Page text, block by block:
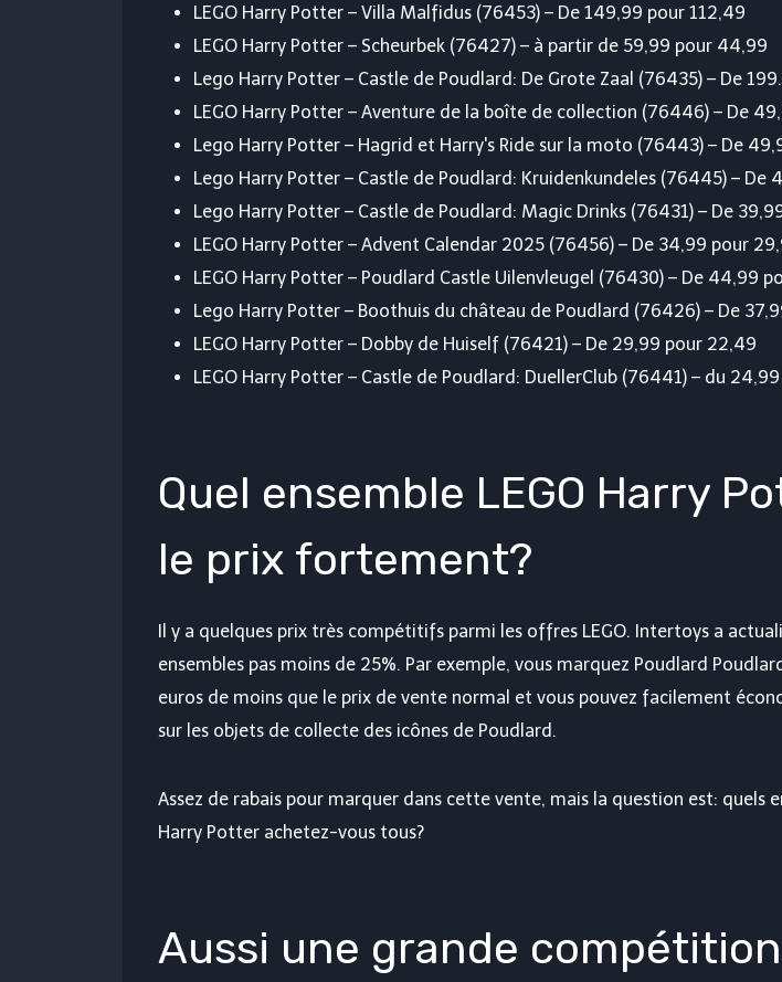
LEGO Harry Potter – Villa Malfidus (76453) – De 149,99 pour 112,49
LEGO Harry Potter – Scheurbek (76427) – à partir de 59,99 pour 44,99
Lego Harry Potter – Castle de Poudlard: De Grote Zaal (76435) – De
LEGO Harry Potter – Aventure de la boîte de collection (76446) – De
Lego Harry Potter – Hagrid et Harry's Ride sur la moto (76443) – De
Lego Harry Potter – Castle de Poudlard: Kruidenkundeles (76445) – De
Lego Harry Potter – Castle de Poudlard: Magic Drinks (76431) – De
LEGO Harry Potter – Advent Calendar 2025 (76456) – De 34,99 pour
LEGO Harry Potter – Poudlard Castle Uilenvleugel (76430) – De 44,99
Lego Harry Potter – Boothuis du château de Poudlard (76426) – De
LEGO Harry Potter – Dobby de Huiself (76421) – De 29,99 pour 22,49
LEGO Harry Potter – Castle de Poudlard: DuellerClub (76441) – du
Quel ensemble LEGO Harry
le prix fortement?
Il y a quelques prix très compétitifs parmi les offres LEGO. Intertoys a
ensembles pas moins de 25%. Par exemple, vous marquez Poudlard
euros de moins que le prix de vente normal et vous pouvez facilement
sur les objets de collecte des icônes de Poudlard.
Assez de rabais pour marquer dans cette vente, mais la question est: quels
Harry Potter achetez-vous tous?
Aussi une grande